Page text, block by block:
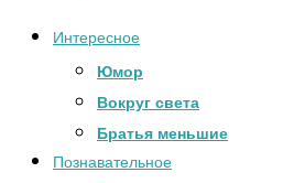
Интересное
Юмор
Вокруг света
Братья меньшие
Познавательное